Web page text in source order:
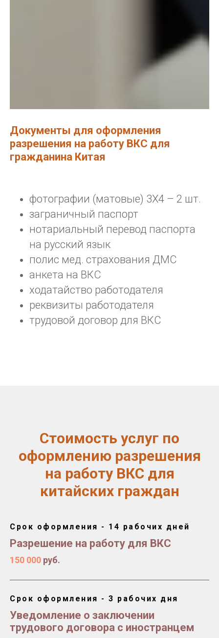
Документы для оформления
разрешения на работу ВКС для
гражданина Китая
фотографии (матовые) 3Х4 – 2 шт.
заграничный паспорт
нотариальный перевод паспорта
на русский язык
полис мед. страхования ДМС
анкета на ВКС
ходатайство работодателя
реквизиты работодателя
трудовой договор для ВКС
Стоимость услуг по
оформлению разрешения
на работу ВКС для
китайских граждан
Срок оформления - 14 рабочих дней
Разрешение на работу для ВКС
150 000 руб.
Срок оформления - 3 рабочих дня
Уведомление о заключении
трудового договора с иностранцем